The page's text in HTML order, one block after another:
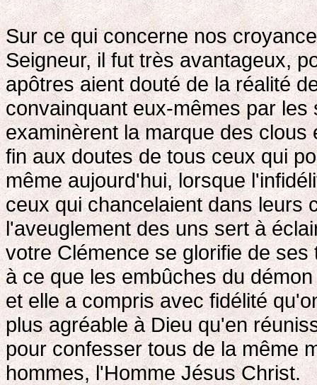
Sur ce qui concerne nos
Seigneur, il fut très avantageux,
apôtres aient douté de la réalité
convainquant eux-mêmes par
examinèrent la marque des
fin aux doutes de tous ceux qui
même aujourd'hui, lorsque
ceux qui chancelaient dans leurs
l'aveuglement des uns sert à
votre Clémence se glorifie de
à ce que les embûches du
et elle a compris avec fidélité
plus agréable à Dieu qu'en
pour confesser tous de la même
hommes, l'Homme Jésus Christ.